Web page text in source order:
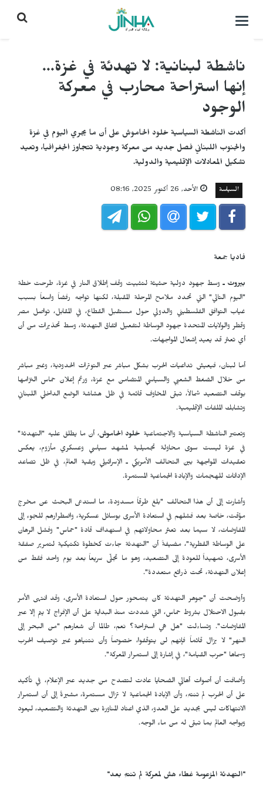
التحكم
ناشطة لبنانية: لا تهدئة في غزة...
إنها استراحة محارب في معركة
الوجود
أكدت الناشطة السياسية خلود الحاموش على أن ما يجري اليوم في غزة
والجنوب اللبناني فصل جديد من معركة وجودية تتجاوز الجغرافيا، وتعيد
تشكيل المعادلات الإقليمية والدولية.
السياسة الأحد, 26 أكتوبر 2025, 08:16
فاديا جمعة
بيروت ـ وسط جهود دولية حثيثة لتثبيت وقف إطلاق النار في غزة، طرحت خطة
"اليوم التالي" التي تحدد ملامح المرحلة المقبلة، لكنها تواجه رفضاً واسعاً بسبب
غياب التوافق الفلسطيني والدولي حول مستقبل القطاع، في المقابل، تواصل مصر
وقطر والولايات المتحدة جهود الوساطة لتفعيل اتفاق التهدئة، وسط تحذيرات من أن
أي تعثر قد يعيد إشعال المواجهات.
أما لبنان، فيعيش تداعيات الحرب بشكل مباشر عبر التوترات الحدودية، وغير مباشر
من خلال الضغط الشعبي والسياسي المتضامن مع غزة، ورغم إعلان حماس التزامها
بوقف التصعيد شمالاً، تبقى المخاوف قائمة في ظل هشاشة الوضع الداخلي اللبناني
وتشابك الملفات الإقليمية.
وتعتبر الناشطة السياسية والاجتماعية خلود الحاموش، أن ما يطلق عليه "التهدئة"
في غزة ليست سوى محاولة تجميلية لمشهد سياسي وعسكري مأزوم، يعكس
تعقيدات المواجهة بين التحالف الأمريكي ـ الإسرائيلي وبقية العالم، في ظل تصاعد
الإدانات للهجمات والإبادة الجماعية المستمرة.
وأشارت إلى أن هذا التحالف "بلغ طرقاً مسدودة، ما استدعى البحث عن مخرج
مؤقت، خاصة بعد فشلهم في استعادة الأسرى بوسائل عسكرية، واضطرارهم للجوء إلى
المفاوضات، لا سيما بعد تعثر محاولاتهم في استهداف قادة "حماس" وفشل الرهان
على الوساطة القطرية"، مضيفةً أن "التهدئة جاءت كخطوة تكتيكية لتمرير صفقة
الأسرى، تمهيداً للعودة إلى التصعيد، وهو ما تجلّى سريعاً بعد يوم واحد فقط من
إعلان التهدئة، تحت ذرائع متعددة".
وأوضحت أن "جوهر التهدئة كان يتمحور حول استعادة الأسرى، وقد انتهى الأمر
بقبول الاحتلال بشروط حماس، التي شددت منذ البداية على أن الإفراج لا يتم إلا عبر
المفاوضات". وتساءلت "هل هي استراحة؟ نعم، طالما أن شعارهم "من البحر إلى
النهر" لا يزال قائماً فإنهم لن يتوقفوا، خصوصاً وأن نتنياهو غير توصيف الحرب
وسماها "حرب القيامة"، في إشارة إلى استمرار المعركة".
وأضافت أن أصوات أهالي الضحايا عادت لتصدح من جديد عبر الإعلام، في تأكيد
على أن الحرب لم تنتهِ، وأن الإبادة الجماعية لا تزال مستمرة، مشيرةً إلى أن استمرار
الانتهاكات ليس بجديد على العدو، الذي اعتاد المناورة بين التهدئة والتصعيد، ليعود
ويواجه العالم بما تبقى له من ماء الوجه.
"التهدئة المزعومة غطاء هش لمعركة لم تنتهِ بعد"